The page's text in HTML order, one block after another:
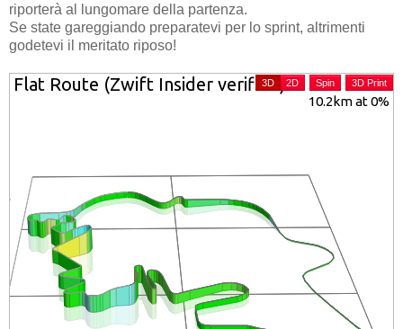
riporterà al lungomare della partenza.
Se state gareggiando preparatevi per lo sprint, altrimenti
godetevi il meritato riposo!